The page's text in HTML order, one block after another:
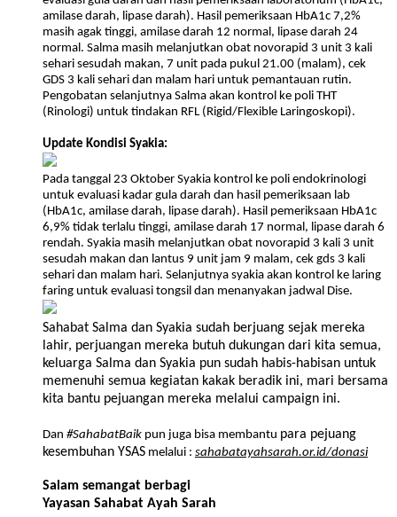
amilase darah, lipase darah). Hasil pemeriksaan HbA1c 7,2%
masih agak tinggi, amilase darah 12 normal, lipase darah 24
normal. Salma masih melanjutkan obat novorapid 3 unit 3 kali
sehari sesudah makan, 7 unit pada pukul 21.00 (malam), cek
GDS 3 kali sehari dan malam hari untuk pemantauan rutin.
Pengobatan selanjutnya Salma akan kontrol ke poli THT
(Rinologi) untuk tindakan RFL (Rigid/Flexible Laringoskopi).
Update Kondisi Syakia:
Pada tanggal 23 Oktober Syakia kontrol ke poli endokrinologi
untuk evaluasi kadar gula darah dan hasil pemeriksaan lab
(HbA1c, amilase darah, lipase darah). Hasil pemeriksaan HbA1c
6,9% tidak terlalu tinggi, amilase darah 17 normal, lipase darah 6
rendah. Syakia masih melanjutkan obat novorapid 3 kali 3 unit
sesudah makan dan lantus 9 unit jam 9 malam, cek gds 3 kali
sehari dan malam hari. Selanjutnya syakia akan kontrol ke laring
faring untuk evaluasi tongsil dan menanyakan jadwal Dise.
Sahabat Salma dan Syakia sudah berjuang sejak mereka
lahir, perjuangan mereka butuh dukungan dari kita semua,
keluarga Salma dan Syakia pun sudah habis-habisan untuk
memenuhi semua kegiatan kakak beradik ini, mari bersama
kita bantu pejuangan mereka melalui campaign ini.
Dan #SahabatBaik pun juga bisa membantu para pejuang
kesembuhan YSAS melalui : sahabatayahsarah.or.id/donasi
Salam semangat berbagi
Yayasan Sahabat Ayah Sarah